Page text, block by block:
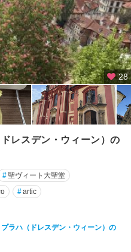
28
レスデン・ウィーン）の
#聖ヴィート大聖堂
#artic
ラハ（ドレスデン・ウィーン）の